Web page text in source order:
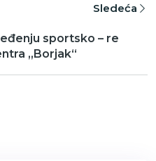
sportsko – re
„Borjak“
Sledeća